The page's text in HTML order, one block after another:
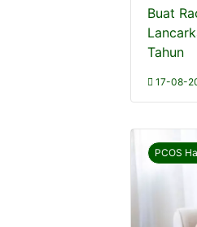
Buat
Tahun
17-08-
PCOS